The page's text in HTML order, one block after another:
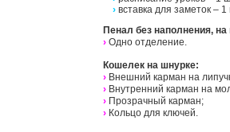
› вставка для заметок – 1
Пенал без наполнения,
› Одно отделение.
Кошелек на шнурке:
› Внешний карман на
› Внутренний карман на
› Прозрачный карман;
› Кольцо для ключей.